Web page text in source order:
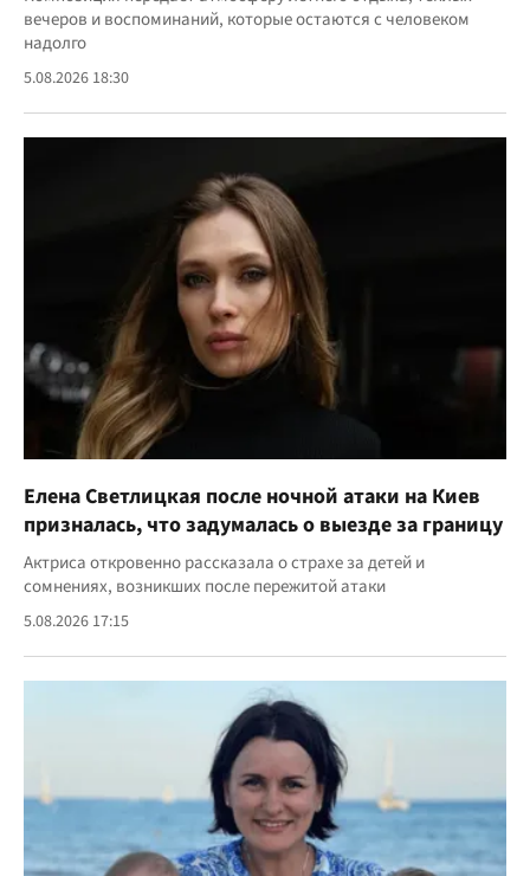
вечеров и воспоминаний, которые остаются с человеком
надолго
5.08.2026 18:30
Елена Светлицкая после ночной атаки на Киев
призналась, что задумалась о выезде за границу
Актриса откровенно рассказала о страхе за детей и
сомнениях, возникших после пережитой атаки
5.08.2026 17:15